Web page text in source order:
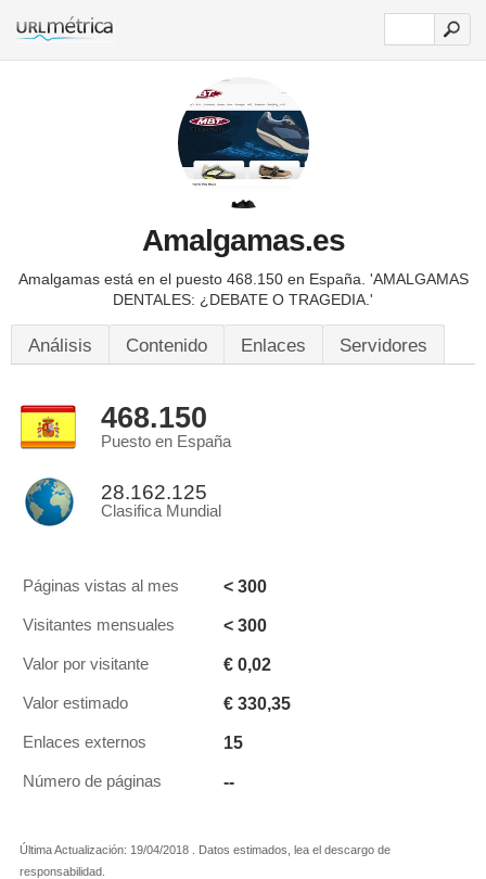
Amalgamas.es
Amalgamas está en el puesto 468.150 en España. 'AMALGAMAS
DENTALES: ¿DEBATE O TRAGEDIA.'
Análisis Contenido Enlaces Servidores
468.150
Puesto en España
28.162.125
Clasifica Mundial
Páginas vistas al mes < 300
Visitantes mensuales < 300
Valor por visitante € 0,02
Valor estimado € 330,35
Enlaces externos 15
Número de páginas --
Última Actualización: 19/04/2018 . Datos estimados, lea el descargo de
responsabilidad.